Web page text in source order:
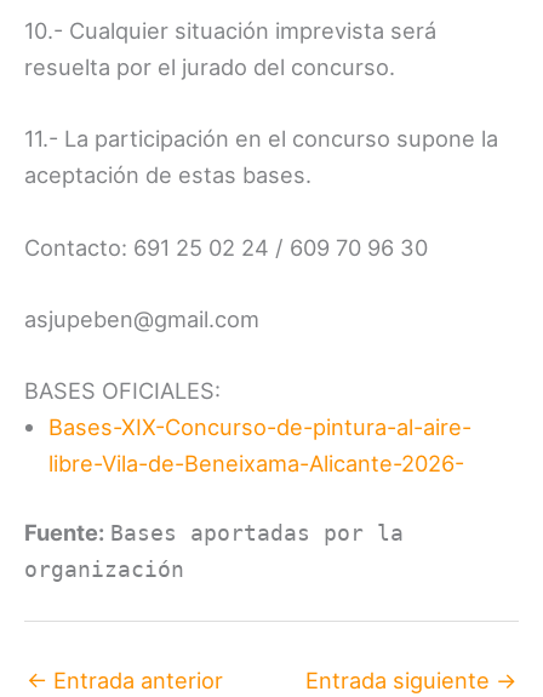
10.- Cualquier situación imprevista será
resuelta por el jurado del concurso.
11.- La participación en el concurso supone la
aceptación de estas bases.
Contacto: 691 25 02 24 / 609 70 96 30
asjupeben@gmail.com
BASES OFICIALES:
Bases-XIX-Concurso-de-pintura-al-aire-
libre-Vila-de-Beneixama-Alicante-2026-
Fuente: Bases aportadas por la
organización
← Entrada anterior Entrada siguiente →